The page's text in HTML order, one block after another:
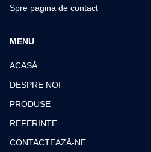
Spre pagina de contact
MENU
ACASĂ
DESPRE NOI
PRODUSE
REFERINȚE
CONTACTEAZĂ-NE